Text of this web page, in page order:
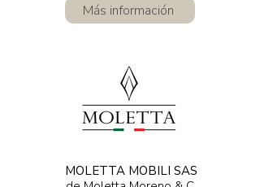
Más información
MOLETTA MOBILI SAS